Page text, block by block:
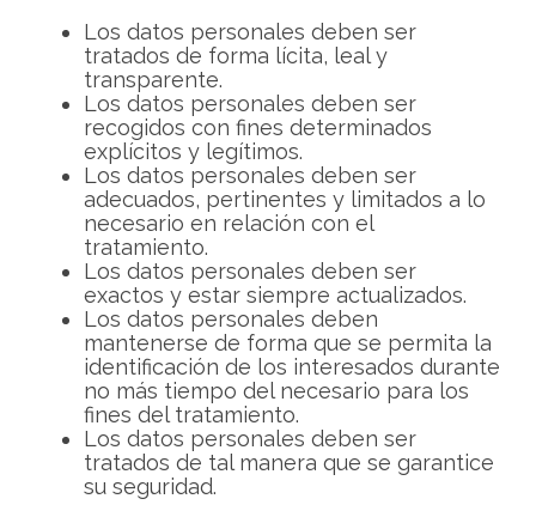
Los datos personales deben ser
tratados de forma lícita, leal y
transparente.
Los datos personales deben ser
recogidos con fines determinados
explícitos y legítimos.
Los datos personales deben ser
adecuados, pertinentes y limitados a lo
necesario en relación con el
tratamiento.
Los datos personales deben ser
exactos y estar siempre actualizados.
Los datos personales deben
mantenerse de forma que se permita la
identificación de los interesados durante
no más tiempo del necesario para los
fines del tratamiento.
Los datos personales deben ser
tratados de tal manera que se garantice
su seguridad.